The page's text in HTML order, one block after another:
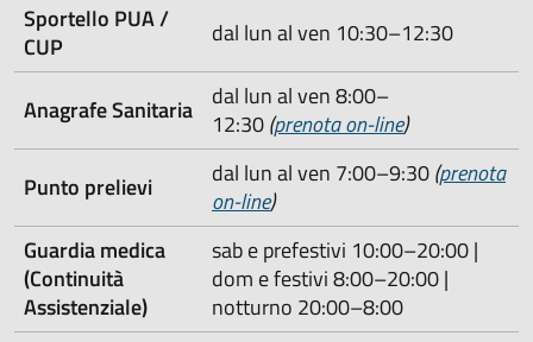
Sportello PUA /
CUP
dal lun al ven 10:30–12:30
Anagrafe Sanitaria
dal lun al ven 8:00–
12:30(prenota on-line)
Punto prelievi
dal lun al ven 7:00–9:30(prenota
on-line)
Guardia medica
(Continuità
Assistenziale)
sab e prefestivi 10:00–20:00 |
dom e festivi 8:00–20:00 |
notturno 20:00–8:00